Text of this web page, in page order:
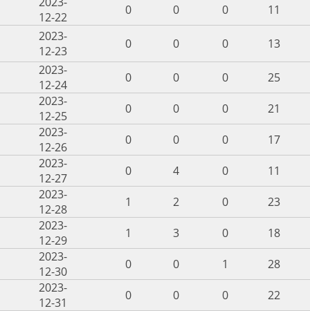
12-22
0 0 0
11
2023-
12-23
0 0 0
13
2023-
12-24
0 0 0
25
2023-
12-25
0 0 0
21
2023-
12-26
0 0 0
17
2023-
12-27
0 4 0
11
2023-
12-28
1 2 0
23
2023-
12-29
1 3 0
18
2023-
12-30
0 0 1
28
2023-
12-31
0 0 0 22